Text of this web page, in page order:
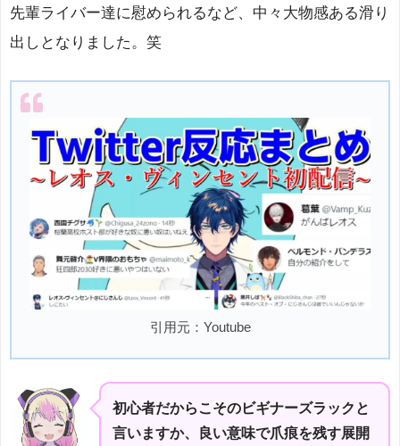
先輩ライバー達に慰められるなど、中々大物感ある滑り
出しとなりました。笑
引用元：Youtube
初心者だからこそのビギナーズラックと
言いますか、良い意味で爪痕を残す展開